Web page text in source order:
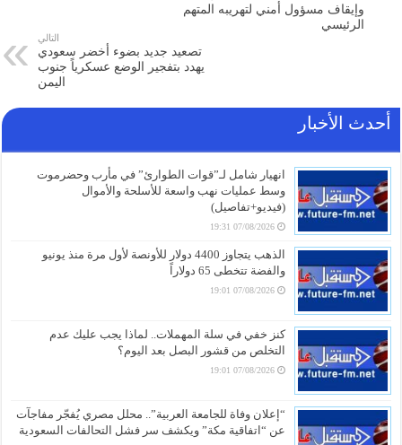
وإيقاف مسؤول أمني لتهريبه المتهم
الرئيسي
التالي
تصعيد جديد بضوء أخضر سعودي
يهدد بتفجير الوضع عسكرياً جنوب
اليمن
أحدث الأخبار
انهيار شامل لـ”قوات الطوارئ” في مأرب وحضرموت
وسط عمليات نهب واسعة للأسلحة والأموال
(فيديو+تفاصيل)
07/08/2026 19:31
الذهب يتجاوز 4400 دولار للأونصة لأول مرة منذ يونيو
والفضة تتخطى 65 دولاراً
07/08/2026 19:01
كنز خفي في سلة المهملات.. لماذا يجب عليك عدم
التخلص من قشور البصل بعد اليوم؟
07/08/2026 19:01
“إعلان وفاة للجامعة العربية”.. محلل مصري يُفجّر مفاجآت
عن “اتفاقية مكة” ويكشف سر فشل التحالفات السعودية